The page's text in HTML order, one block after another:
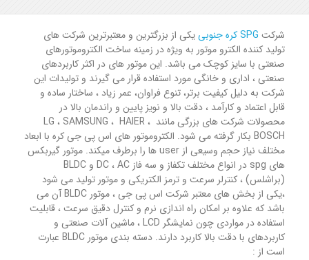
شرکت SPG کره جنوبی
یکی از بزرگترین و معتبرترین شرکت های
تولید کننده الکترو موتور به ویژه در زمینه ساخت الکتروموتورهای
صنعتی با سایز کوچک می باشد. این موتور های در اکثر کاربردهای
صنعتی ، اداری و خانگی مورد استفاده قرار می گیرند و تولیدات این
شرکت به دلیل کیفیت برتر، تنوع فراوان، عمر زیاد ، ساختار ساده و
قابل اعتماد و کارآمد ، دقت بالا و نویز پایین و راندمان بالا در
محصولات شرکت های بزرگی مانند LG ، SAMSUNG ، HAIER ،
BOSCH بکار گرفته می شود. الکتروموتور های اس پی جی کره با ابعاد
مختلف نیاز حجم وسیعی از user ها را برطرف میکند. موتور گیربکس
های spg در انواع مختلف تکفاز و سه فاز DC ، AC و BLDC
(براشلس) ، کنترلر سرعت و ترمز الکتریکی و موتور تولید می شود
،یکی از بخش های معتبر شرکت اس پی جی ، موتور BLDC آن می
باشد که علاوه بر امکان راه اندازی نرم و کنترل دقیق سرعت ، قابلیت
استفاده در مواردی چون نمایشگر LCD ، ماشین آلات صنعتی و
کاربردهای با دقت بالا کاربرد دارند. دسته بندی موتور BLDC عبارت
است از :